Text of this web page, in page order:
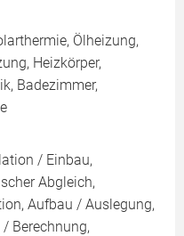
Ölheizung,
Heizkörper,
Badezimmer,
/ Einbau,
Abgleich,
Aufbau / Auslegung,
Berechnung,